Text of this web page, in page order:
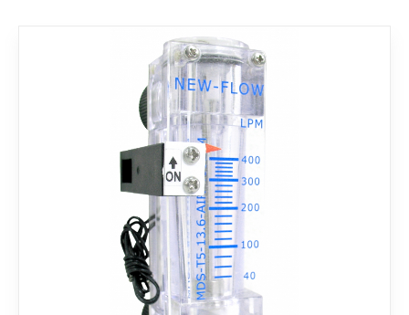
檔案下載
聯絡我們